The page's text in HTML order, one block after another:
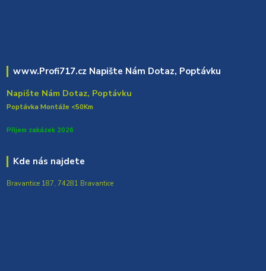
www.Profi717.cz Napište Nám Dotaz, Poptávku
Napište Nám Dotaz, Poptávku
Poptávka Montáže <50Km
Přijem zakázek 2026
Kde nás najdete
Bravantice 187, 74281 Bravantice